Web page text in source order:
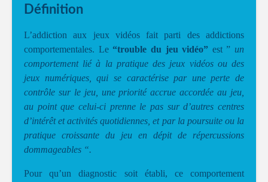
Définition
L’addiction aux jeux vidéos fait parti des addictions
comportementales. Le “trouble du jeu vidéo” est ” un
comportement lié à la pratique des jeux vidéos ou des
jeux numériques, qui se caractérise par une perte de
contrôle sur le jeu, une priorité accrue accordée au jeu,
au point que celui-ci prenne le pas sur d’autres centres
d’intérêt et activités quotidiennes, et par la poursuite ou la
pratique croissante du jeu en dépit de répercussions
dommageables “.
Pour qu’un diagnostic soit établi, ce comportement